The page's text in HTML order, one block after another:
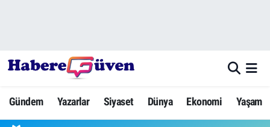
Gündem Yazarlar Siyaset Dünya Ekonomi Yaşam
Yazarlar
Dünya
Hava Durumu
Trafik Durumu